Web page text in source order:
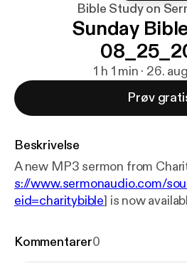
Bible Study on
Sunday
1 h 1 min · 26.
Prøv
Beskrivelse
A new MP3 sermon from
s://www.sermonaudio.com/
eid=charitybible] is now
08_25_2024 Speaker: Curtis Fitts Broadcaster:
Kommentarer0